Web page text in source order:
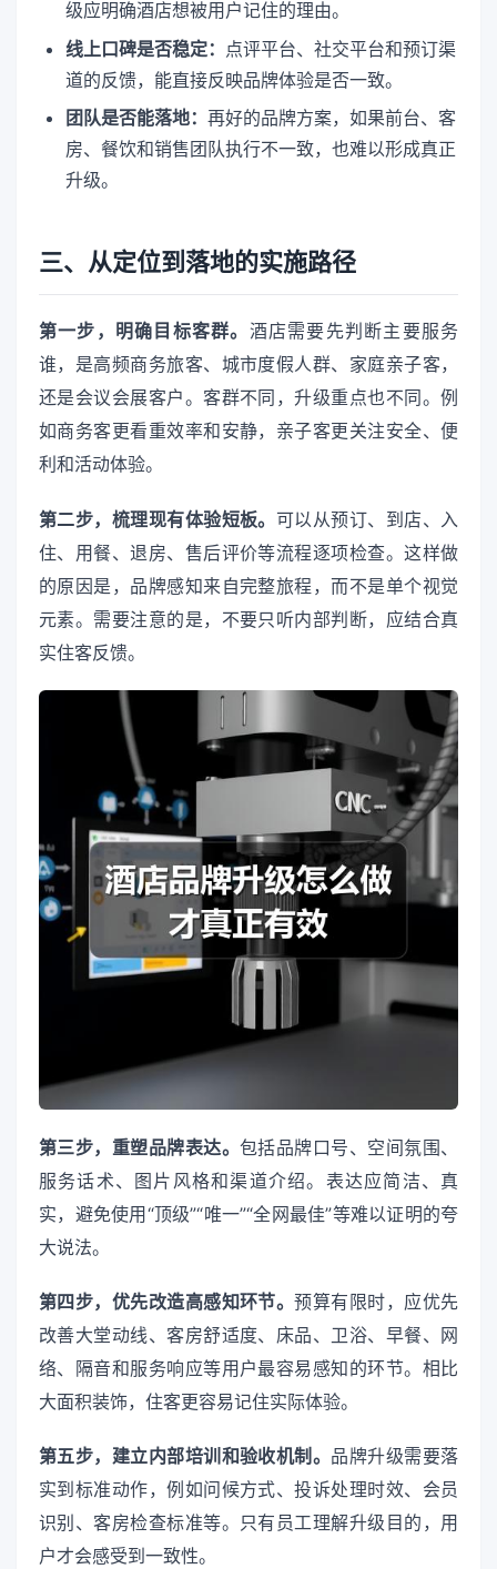
级应明确酒店想被用户记住的理由。
线上口碑是否稳定： 点评平台、社交平台和预订渠
道的反馈，能直接反映品牌体验是否一致。
团队是否能落地： 再好的品牌方案，如果前台、客
房、餐饮和销售团队执行不一致，也难以形成真正
升级。
三、从定位到落地的实施路径
第一步，明确目标客群。 酒店需要先判断主要服务
谁，是高频商务旅客、城市度假人群、家庭亲子客，
还是会议会展客户。客群不同，升级重点也不同。例
如商务客更看重效率和安静，亲子客更关注安全、便
利和活动体验。
第二步，梳理现有体验短板。 可以从预订、到店、入
住、用餐、退房、售后评价等流程逐项检查。这样做
的原因是，品牌感知来自完整旅程，而不是单个视觉
元素。需要注意的是，不要只听内部判断，应结合真
实住客反馈。
第三步，重塑品牌表达。 包括品牌口号、空间氛围、
服务话术、图片风格和渠道介绍。表达应简洁、真
实，避免使用“顶级”“唯一”“全网最佳”等难以证明的夸
大说法。
第四步，优先改造高感知环节。预算有限时，应优先
改善大堂动线、客房舒适度、床品、卫浴、早餐、网
络、隔音和服务响应等用户最容易感知的环节。相比
大面积装饰，住客更容易记住实际体验。
第五步，建立内部培训和验收机制。 品牌升级需要落
实到标准动作，例如问候方式、投诉处理时效、会员
识别、客房检查标准等。只有员工理解升级目的，用
户才会感受到一致性。